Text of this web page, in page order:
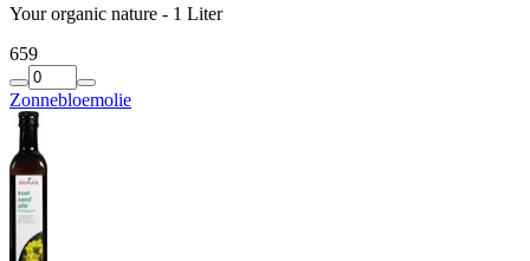
Your organic nature - 1 Liter
659
Zonnebloemolie